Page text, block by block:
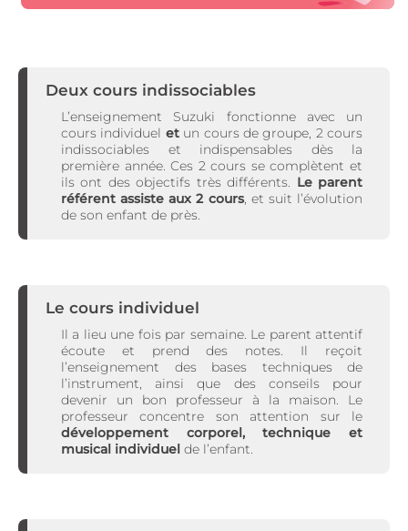
Deux cours indissociables
L’enseignement Suzuki fonctionne avec un
cours individuel etun cours de groupe, 2 cours
indissociables et indispensables dès la
première année. Ces 2 cours se complètent et
ils ont des objectifs très différents. Le parent
référent assiste aux 2 cours, et suit l’évolution
de son enfant de près.
Le cours individuel
Il a lieu une fois par semaine. Le parent attentif
écoute et prend des notes. Il reçoit
l’enseignement des bases techniques de
l’instrument, ainsi que des conseils pour
devenir un bon professeur à la maison. Le
professeur concentre son attention sur le
développement corporel, technique et
musical individuel de l’enfant.